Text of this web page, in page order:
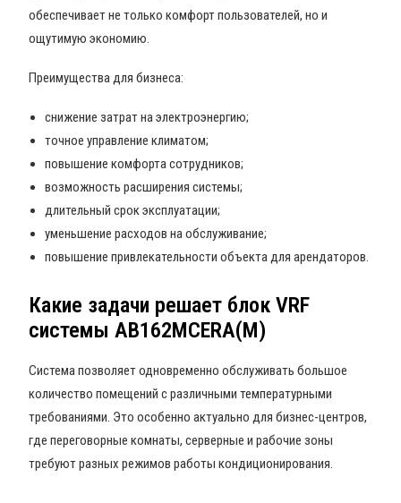
обеспечивает не только комфорт пользователей, но и
ощутимую экономию.
Преимущества для бизнеса:
снижение затрат на электроэнергию;
точное управление климатом;
повышение комфорта сотрудников;
возможность расширения системы;
длительный срок эксплуатации;
уменьшение расходов на обслуживание;
повышение привлекательности объекта для арендаторов.
Какие задачи решает блок VRF
системы AB162MCERA(M)
Система позволяет одновременно обслуживать большое
количество помещений с различными температурными
требованиями. Это особенно актуально для бизнес-центров,
где переговорные комнаты, серверные и рабочие зоны
требуют разных режимов работы кондиционирования.